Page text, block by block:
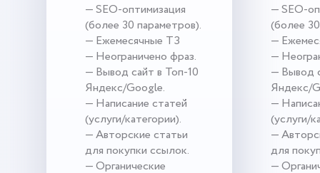
— SEO-оптимизация
(более 30 параметров).
— Ежемесячные ТЗ
— Неограничено фраз.
— Вывод сайт в Топ-10
Яндекс/Google.
— Написание статей
(услуги/категории).
— Авторские статьи
для покупки ссылок.
— Органические
— SEO-
(более
—
—
— Вывод
Яндекс/
—
(услуги/
—
для
—